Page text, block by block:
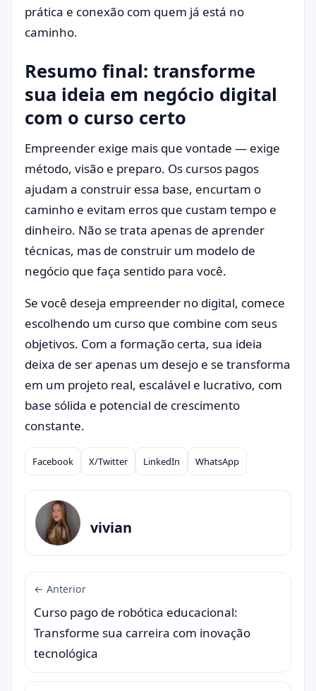
prática e conexão com quem já está no
caminho.
Resumo final: transforme
sua ideia em negócio digital
com o curso certo
Empreender exige mais que vontade — exige
método, visão e preparo. Os cursos pagos
ajudam a construir essa base, encurtam o
caminho e evitam erros que custam tempo e
dinheiro. Não se trata apenas de aprender
técnicas, mas de construir um modelo de
negócio que faça sentido para você.
Se você deseja empreender no digital, comece
escolhendo um curso que combine com seus
objetivos. Com a formação certa, sua ideia
deixa de ser apenas um desejo e se transforma
em um projeto real, escalável e lucrativo, com
base sólida e potencial de crescimento
constante.
Compartilhar
Facebook X/Twitter LinkedIn WhatsApp
vivian
← Anterior
Curso pago de robótica educacional:
Transforme sua carreira com inovação
tecnológica